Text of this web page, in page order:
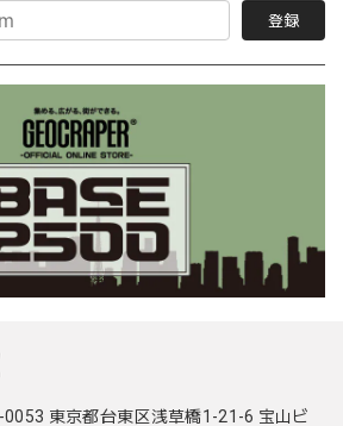
登録
0053 東京都台東区浅草橋1-21-6 宝山ビ